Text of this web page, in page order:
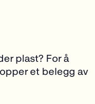
plast? For å
et belegg av